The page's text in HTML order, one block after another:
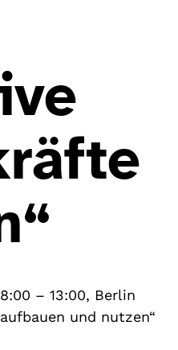
– 13:00, Berlin
und nutzen“